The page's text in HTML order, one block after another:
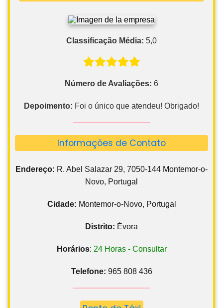
Classificação Média: 5,0
Número de Avaliações: 6
Depoimento: Foi o único que atendeu! Obrigado!
Informações de Contato
Endereço: R. Abel Salazar 29, 7050-144 Montemor-o-
Novo, Portugal
Cidade: Montemor-o-Novo, Portugal
Distrito: Évora
Horários: 24 Horas - Consultar
Telefone: 965 808 436